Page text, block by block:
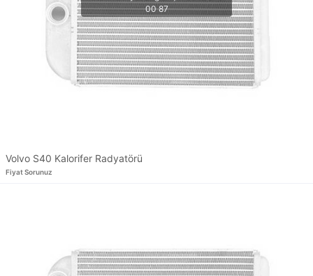
Volvo S40 Kalorifer Radyatörü
Fiyat Sorunuz